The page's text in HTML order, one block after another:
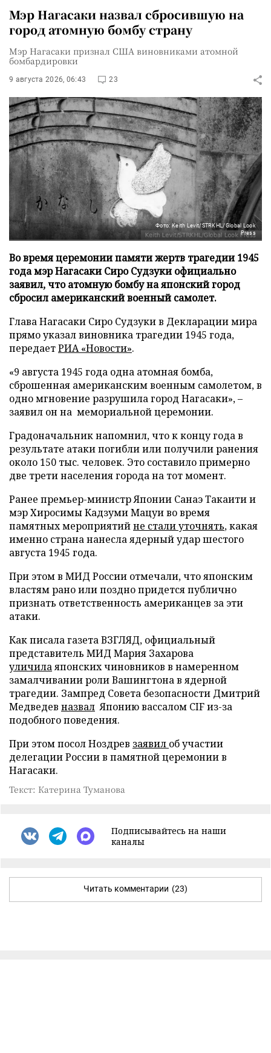
Мэр Нагасаки назвал сбросившую на
город атомную бомбу страну
Мэр Нагасаки признал США виновниками атомной
бомбардировки
9 августа 2026, 06:43 23
Фото: Keith Levit/STRKHL/Global Look
Press
Во время церемонии памяти жертв трагедии 1945
года мэр Нагасаки Сиро Судзуки официально
заявил, что атомную бомбу на японский город
сбросил американский военный самолет.
Глава Нагасаки Сиро Судзуки в Декларации мира
прямо указал виновника трагедии 1945 года,
передаетРИА «Новости».
«9 августа 1945 года одна атомная бомба,
сброшенная американским военным самолетом, в
одно мгновение разрушила город Нагасаки», –
заявил он на мемориальной церемонии.
Градоначальник напомнил, что к концу года в
результате атаки погибли или получили ранения
около 150 тыс. человек. Это составило примерно
две трети населения города на тот момент.
Ранее премьер-министр Японии Санаэ Такаити и
мэр Хиросимы Кадзуми Мацуи во время
памятных мероприятийне стали уточнять, какая
именно страна нанесла ядерный удар шестого
августа 1945 года.
При этом в МИД России отмечали, что японским
властям рано или поздно придется публично
признать ответственность американцев за эти
атаки.
Как писала газета ВЗГЛЯД, официальный
представитель МИД Мария Захарова
уличилаяпонских чиновников в намеренном
замалчивании роли Вашингтона в ядерной
трагедии. Зампред Совета безопасности Дмитрий
Медведев назвал Японию вассалом CIF из-за
подобного поведения.
При этом посол Ноздрев заявил об участии
делегации России в памятной церемонии в
Нагасаки.
Текст: Катерина Туманова
Подписывайтесь на наши
каналы
Читать комментарии (23)